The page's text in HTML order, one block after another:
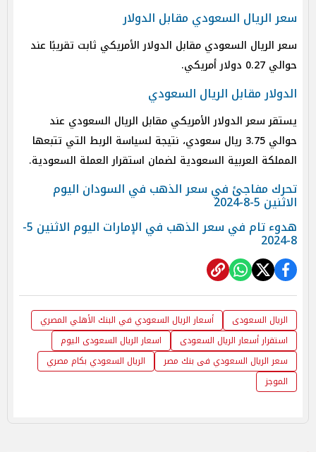
سعر الريال السعودي مقابل الدولار
سعر الريال السعودي مقابل الدولار الأمريكي ثابت تقريبًا عند
حوالي 0.27 دولار أمريكي.
الدولار مقابل الريال السعودي
يستقر سعر الدولار الأمريكي مقابل الريال السعودي عند
حوالي 3.75 ريال سعودي، نتيجة لسياسة الربط التي تتبعها
المملكة العربية السعودية لضمان استقرار العملة السعودية.
تحرك مفاجئ في سعر الذهب في السودان اليوم
الاثنين 5-8-2024
هدوء تام في سعر الذهب في الإمارات اليوم الاثنين 5-
8-2024
الريال السعودى
أسعار الريال السعودي في البنك الأهلي المصري
استقرار أسعار الريال السعودى
اسعار الريال السعودى اليوم
سعر الريال السعودي فى بنك مصر
الريال السعودي بكام مصري
الموجز